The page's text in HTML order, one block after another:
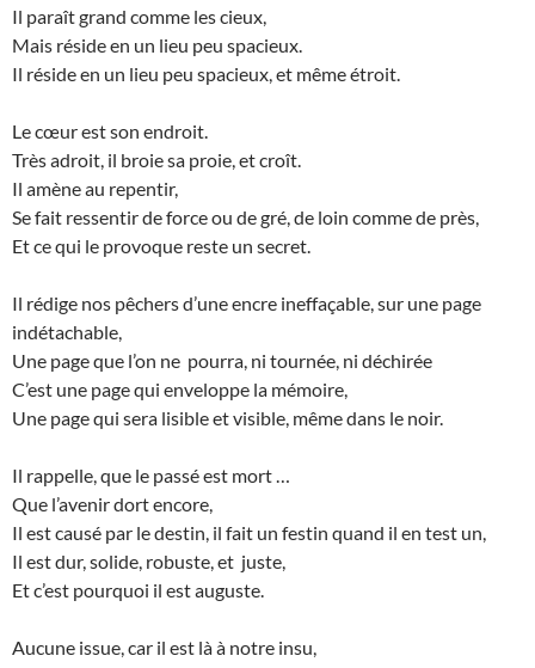
Il paraît grand comme les cieux,
Mais réside en un lieu peu spacieux.
Il réside en un lieu peu spacieux, et même étroit.
Le cœur est son endroit.
Très adroit, il broie sa proie, et croît.
Il amène au repentir,
Se fait ressentir de force ou de gré, de loin comme de près,
Et ce qui le provoque reste un secret.
Il rédige nos pêchers d’une encre ineffaçable, sur une page
indétachable,
Une page que l’on ne pourra, ni tournée, ni déchirée
C’est une page qui enveloppe la mémoire,
Une page qui sera lisible et visible, même dans le noir.
Il rappelle, que le passé est mort …
Que l’avenir dort encore,
Il est causé par le destin, il fait un festin quand il en test un,
Il est dur, solide, robuste, et juste,
Et c’est pourquoi il est auguste.
Aucune issue, car il est là à notre insu,